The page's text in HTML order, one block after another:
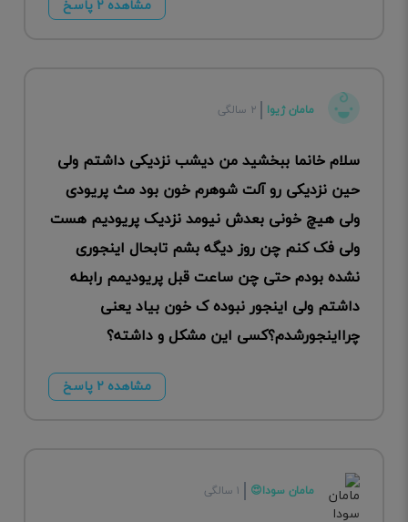
مشاهده ۲ پاسخ
مامان ژیوا ۲ سالگی
سلام خانما ببخشید من دیشب نزدیکی داشتم ولی
حین نزدیکی رو آلت شوهرم خون بود مث پریودی
ولی هیچ خونی بعدش نیومد نزدیک پریودیم هست
ولی فک کنم چن روز دیگه بشم تابحال اینجوری
نشده بودم حتی چن ساعت قبل پریودیمم رابطه
داشتم ولی اینجور نبوده ک خون بیاد یعنی
چرااینجورشدم؟کسی این مشکل و داشته؟
مشاهده ۲ پاسخ
مامان سودا😍 ۱ سالگی